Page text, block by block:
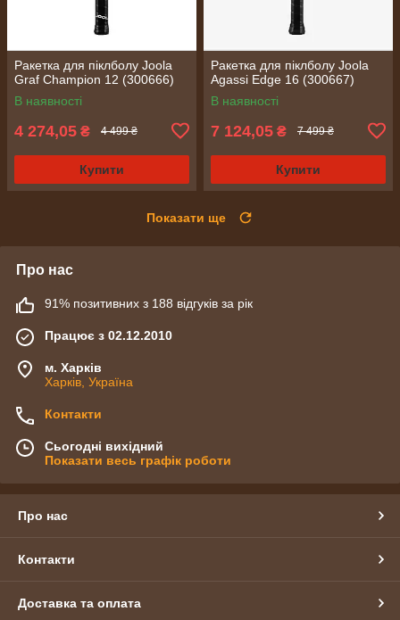
Ракетка для піклболу Joola
Graf Champion 12 (300666)
В наявності
4 274,05 ₴ 4 499 ₴
Купити
Ракетка для піклболу Joola
Agassi Edge 16 (300667)
В наявності
7 124,05 ₴ 7 499 ₴
Купити
Показати ще
Про нас
91% позитивних з 188 відгуків за рік
Працює з 02.12.2010
м. Харків
Харків, Україна
Контакти
Сьогодні вихідний
Показати весь графік роботи
Про нас
Контакти
Доставка та оплата